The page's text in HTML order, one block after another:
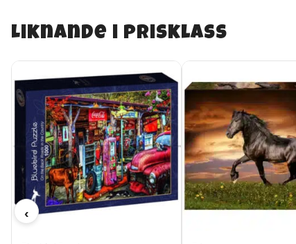
Liknande i prisklass
‹